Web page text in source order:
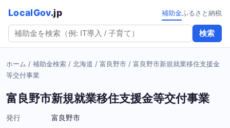
LocalGov.jp
検索
補助金ふるさと納税
ホーム / 補助金検索 / 北海道 / 富良野市 / 富良野市新規就業移住支援金
等交付事業
富良野市新規就業移住支援金等交付事業
発行
富良野市